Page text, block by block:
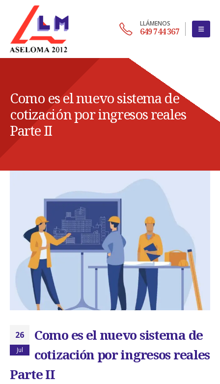
649 744 367
LLÁMENOS
Como es el nuevo sistema de
cotización por ingresos reales
Parte II
26
Jul
Como es el nuevo sistema de
cotización por ingresos reales
Parte II